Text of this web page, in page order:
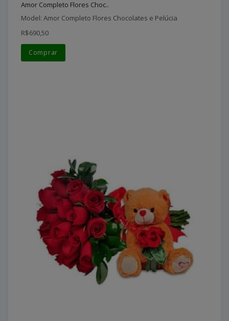
Amor Completo Flores Choc..
Model: Amor Completo Flores Chocolates e Pelúcia
R$690,50
Comprar